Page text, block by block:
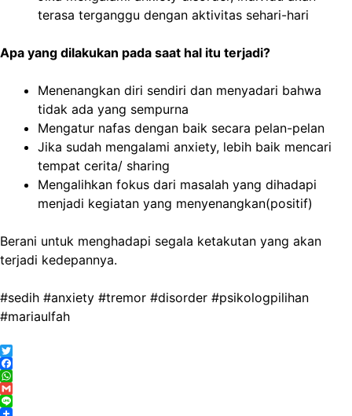
terasa terganggu dengan aktivitas sehari-hari
Apa yang dilakukan pada saat hal itu terjadi?
Menenangkan diri sendiri dan menyadari bahwa
tidak ada yang sempurna
Mengatur nafas dengan baik secara pelan-pelan
Jika sudah mengalami anxiety, lebih baik mencari
tempat cerita/ sharing
Mengalihkan fokus dari masalah yang dihadapi
menjadi kegiatan yang menyenangkan(positif)
Berani untuk menghadapi segala ketakutan yang akan
terjadi kedepannya.
#sedih #anxiety #tremor #disorder #psikologpilihan
#mariaulfah
Twitter
Facebook
WhatsApp
Gmail